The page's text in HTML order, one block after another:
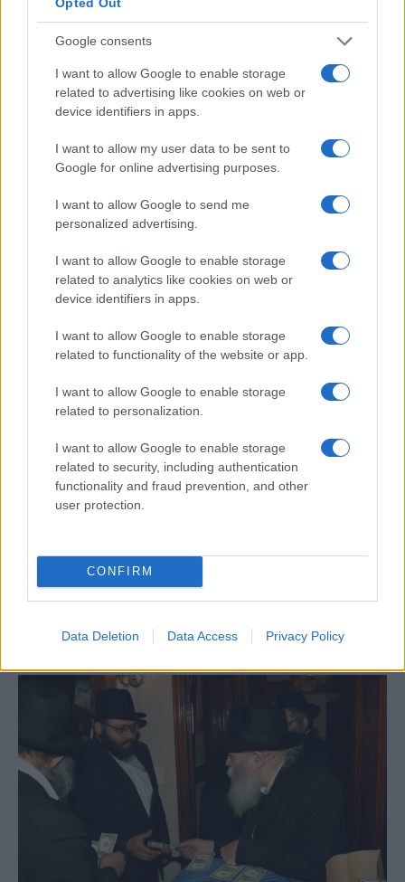
Google consents
I want to allow Google to enable storage
related to advertising like cookies on web or
device identifiers in apps.
I want to allow my user data to be sent to
Google for online advertising purposes.
I want to allow Google to send me
personalized advertising.
I want to allow Google to enable storage
related to analytics like cookies on web or
device identifiers in apps.
I want to allow Google to enable storage
related to functionality of the website or app.
I want to allow Google to enable storage
related to personalization.
I want to allow Google to enable storage
related to security, including authentication
functionality and fraud prevention, and other
user protection.
CONFIRM
Data Deletion Data Access Privacy Policy
amerikaiak és az európaiak – óvatosak a
katonai alkalmazású technológiák
finanszírozásával kapcsolatban.
Ha az egész ökoszisztéma túlságosan a
védelmi szektor irányába tolódik, az
elriaszthatja a külföldi befektetőket,
betörést és gyengítheti Izrael innovatív,
globális hírnevét.
Ez nem feltétlenül negatív jelenség, de
elengedhetetlen az egyensúly megtartása és
az előrelátó stratégia.
Történelmi: „Szörny üzemmódban”
vadászrepülőgépek
egyik fontos tanulsága